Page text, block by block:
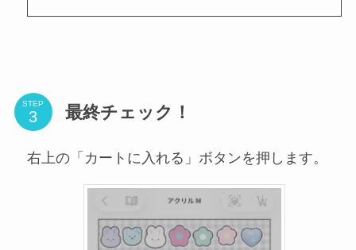
STEP 最終チェック！
右上の「カートに入れる」ボタンを押します。